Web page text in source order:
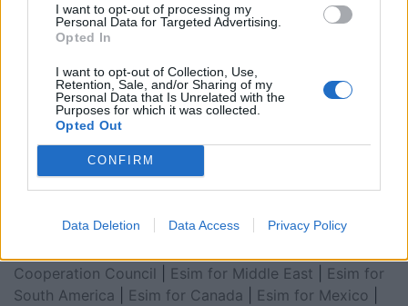
I want to opt-out of processing my
Personal Data for Targeted Advertising.
Opted In
I want to opt-out of Collection, Use,
Retention, Sale, and/or Sharing of my
Personal Data that Is Unrelated with the
Purposes for which it was collected.
Opted Out
CONFIRM
Data Deletion Data Access Privacy Policy
Esim for Global|Esim for Europe|Esim for Caribbean
Esim for USA| Esim for Italy|Esim for Spain
for Turkey|Esim for Germany|Esim for Greece|Esim
Esim for World Cup 2026
Arabia|Esim for Egypt|Esim for United Arab
for China| Esim for United Kingdom |Esim for Africa
Cooperation Council
Esim for Middle East
Esim for
South America
Esim for Canada Esim for Mexico